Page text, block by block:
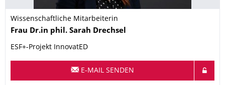
Wissenschaftliche Mitarbeiterin
Name
Frau Dr.in phil. Sarah Drechsel
ESF+-Projekt InnovatED
E-MAIL SENDEN